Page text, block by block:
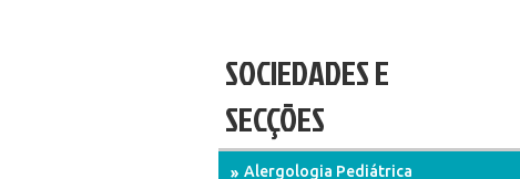
SOCIEDADES E
SECÇÕES
Alergologia Pediátrica